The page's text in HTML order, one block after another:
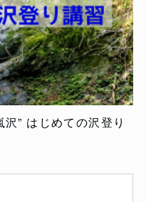
沢” はじめての沢登り